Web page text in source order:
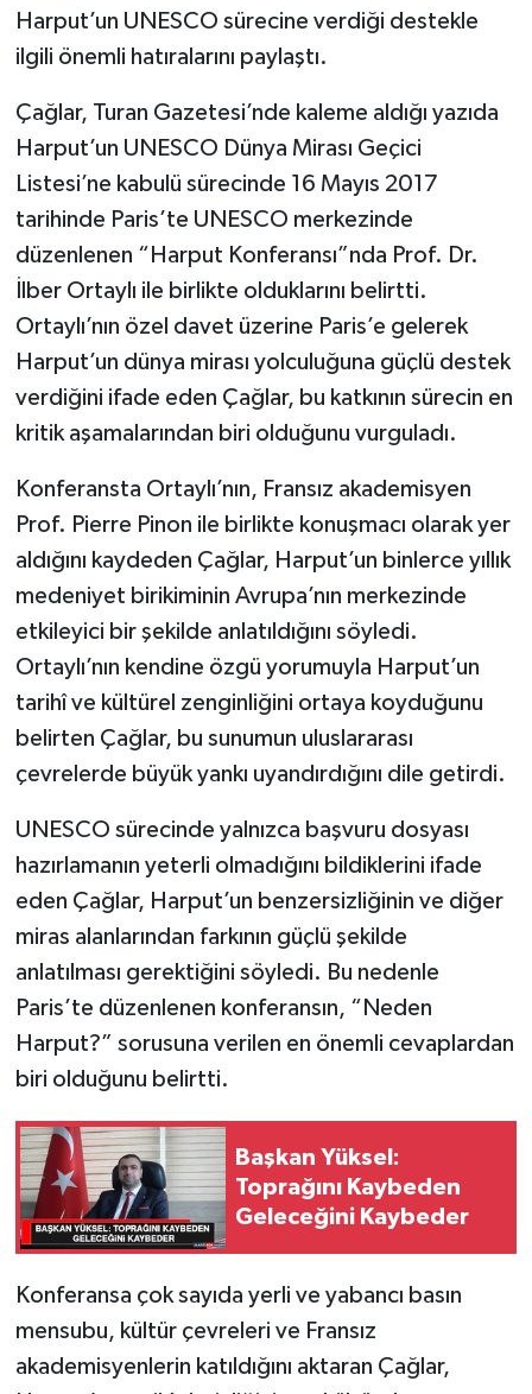
Harput’un UNESCO sürecine verdiği destekle
ilgili önemli hatıralarını paylaştı.
Çağlar, Turan Gazetesi’nde kaleme aldığı yazıda
Harput’un UNESCO Dünya Mirası Geçici
Listesi’ne kabulü sürecinde 16 Mayıs 2017
tarihinde Paris’te UNESCO merkezinde
düzenlenen “Harput Konferansı”nda Prof. Dr.
İlber Ortaylı ile birlikte olduklarını belirtti.
Ortaylı’nın özel davet üzerine Paris’e gelerek
Harput’un dünya mirası yolculuğuna güçlü destek
verdiğini ifade eden Çağlar, bu katkının sürecin en
kritik aşamalarından biri olduğunu vurguladı.
Konferansta Ortaylı’nın, Fransız akademisyen
Prof. Pierre Pinon ile birlikte konuşmacı olarak yer
aldığını kaydeden Çağlar, Harput’un binlerce yıllık
medeniyet birikiminin Avrupa’nın merkezinde
etkileyici bir şekilde anlatıldığını söyledi.
Ortaylı’nın kendine özgü yorumuyla Harput’un
tarihî ve kültürel zenginliğini ortaya koyduğunu
belirten Çağlar, bu sunumun uluslararası
çevrelerde büyük yankı uyandırdığını dile getirdi.
UNESCO sürecinde yalnızca başvuru dosyası
hazırlamanın yeterli olmadığını bildiklerini ifade
eden Çağlar, Harput’un benzersizliğinin ve diğer
miras alanlarından farkının güçlü şekilde
anlatılması gerektiğini söyledi. Bu nedenle
Paris’te düzenlenen konferansın, “Neden
Harput?” sorusuna verilen en önemli cevaplardan
biri olduğunu belirtti.
Başkan Yüksel:
Toprağını Kaybeden
Geleceğini Kaybeder
Konferansa çok sayıda yerli ve yabancı basın
mensubu, kültür çevreleri ve Fransız
akademisyenlerin katıldığını aktaran Çağlar,